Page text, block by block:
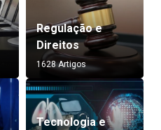
Regulação e
Direitos
1628 Artigos
Tecnologia e